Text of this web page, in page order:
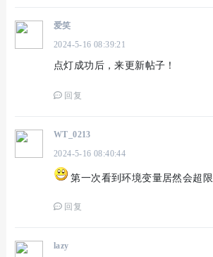
爱笑
2024-5-16 08:39:21
点灯成功后，来更新帖子！
回复
WT_0213
2024-5-16 08:40:44
第一次看到环境变量居然会超限
回复
lazy